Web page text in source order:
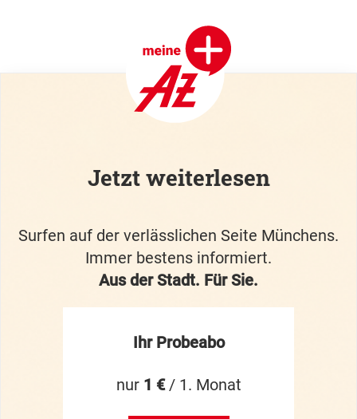
Jetzt weiterlesen
Surfen auf der verlässlichen Seite Münchens.
Immer bestens informiert.
Aus der Stadt. Für Sie.
Ihr Probeabo
nur 1 €/ 1. Monat